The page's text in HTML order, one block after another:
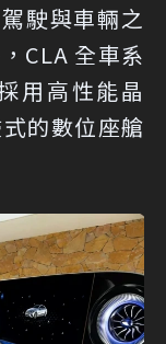
駛與車輛之
CLA 全車系
用高性能晶
的數位座艙